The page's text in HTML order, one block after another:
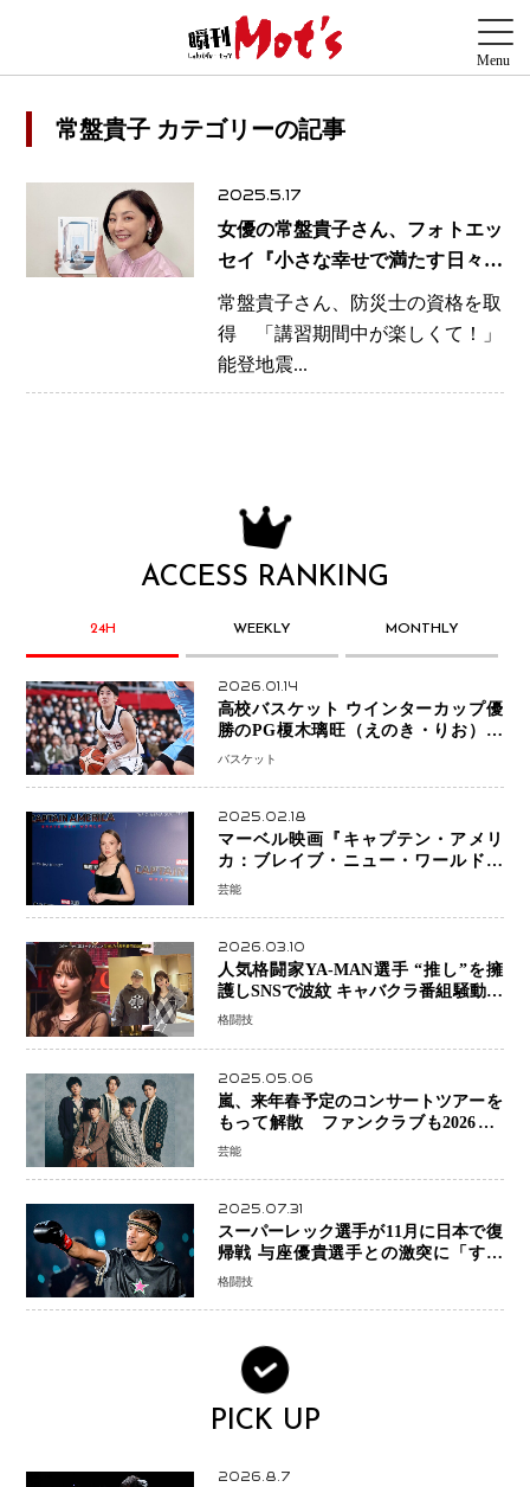
常盤貴子 カテゴリーの記事
2025.5.17
女優の常盤貴子さん、フォトエッ
セイ『小さな幸せで満たす日々』
の発売記念イベントで防災士の資
格を取得したことを明かす
常盤貴子さん、防災士の資格を取
得 「講習期間中が楽しくて！」
能登地震...
ACCESS RANKING
24H WEEKLY MONTHLY
2026.01.14
高校バスケット ウインターカップ優
勝のPG榎木璃旺（えのき・りお）が
プロの現場へ―。
バスケット
2025.02.18
マーベル映画『キャプテン・アメリ
カ：ブレイブ・ニュー・ワールド』
新ブラック・ウィドウ役のシラ・ハー
芸能
2026.03.10
人気格闘家YA-MAN選手 “推し”を擁
護しSNSで波紋 キャバクラ番組騒動に
参戦…結果的にPR効果も？
格闘技
2025.05.06
嵐、来年春予定のコンサートツアーを
もって解散 ファンクラブも2026年5
月末で活動終了
芸能
2025.07.31
スーパーレック選手が11月に日本で復
帰戦 与座優貴選手との激突に「すべ
ての技術を見せたい」
格闘技
PICK UP
2026.8.7